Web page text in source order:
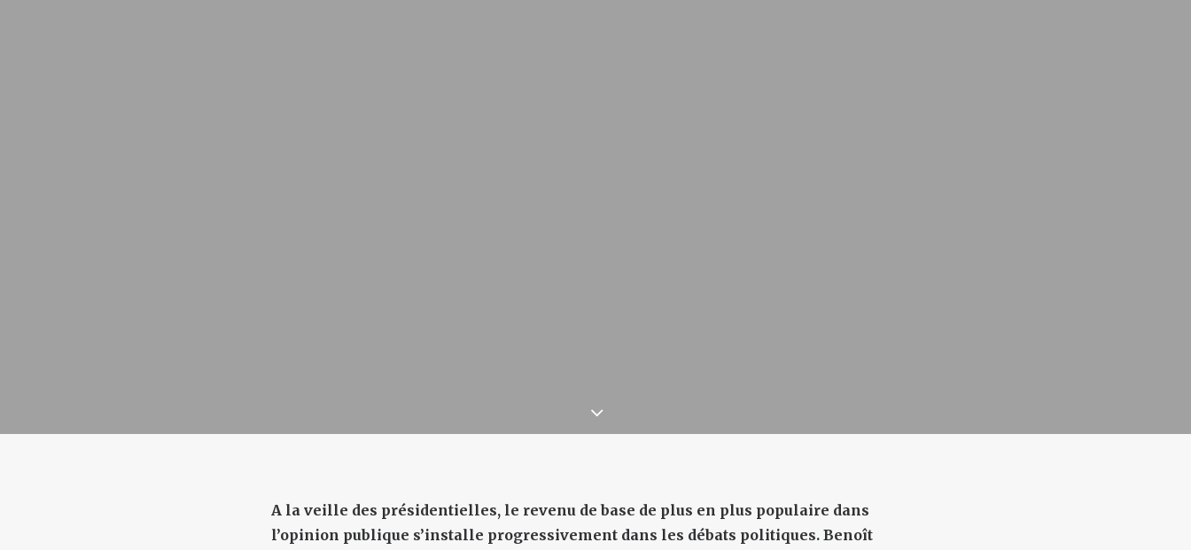
A la veille des présidentielles, le revenu de base de plus en plus populaire dans
l’opinion publique s’installe progressivement dans les débats politiques. Benoît